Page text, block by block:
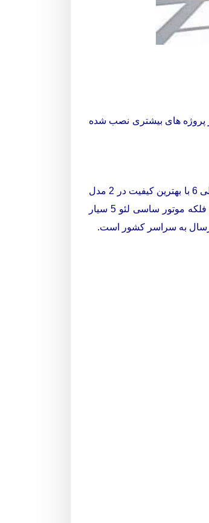
پروژه های بیشتری نصب شده
فلکه موتور ساسی لئو تنوع زیادی دارد. فلکه موتور ساسی لئو با قطر 45-48-52-56-60-65 سانتیمتر به صورت توپر، با تعداد شیار 4 الی 6 با بهترین کیفیت در 2 مدل
سانتی متر، فلکه موتور ساسی لئو 5 سیار